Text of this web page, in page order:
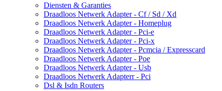
Diensten & Garanties
Draadloos Netwerk Adapter - Cf / Sd / Xd
Draadloos Netwerk Adapter - Homeplug
Draadloos Netwerk Adapter - Pci-e
Draadloos Netwerk Adapter - Pci-x
Draadloos Netwerk Adapter - Pcmcia / Expresscard
Draadloos Netwerk Adapter - Poe
Draadloos Netwerk Adapter - Usb
Draadloos Netwerk Adapterr - Pci
Dsl & Isdn Routers